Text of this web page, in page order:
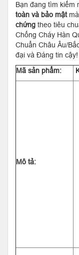
Bạn đang tìm kiếm
toàn và bảo mậtmà
chứng theo tiêu
Chống Cháy Hàn
Chuẩn Châu Âu/
đại và Đáng tin cậy!
Mã sản phẩm:
Mô tả: